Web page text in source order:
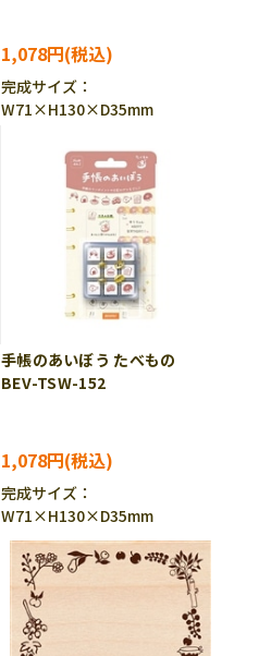
1,078円
完成サイズ：
W71×H130×D35mm
手帳のあいぼう たべもの
BEV-TSW-152
1,078円
完成サイズ：
W71×H130×D35mm